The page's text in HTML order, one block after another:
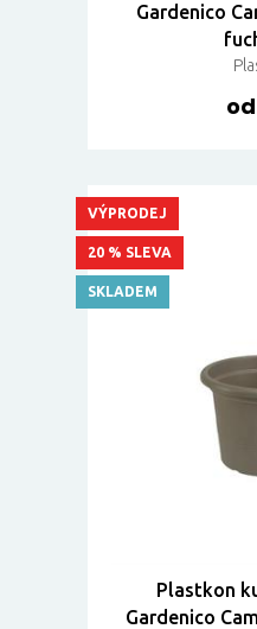
Gardenico
Plastkon
Gardenico
VÝPRODEJ
20 % SLEVA
SKLADEM